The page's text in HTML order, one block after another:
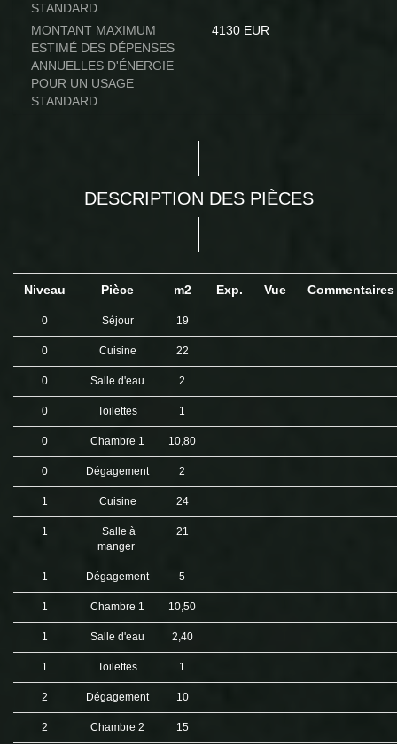
STANDARD
MONTANT MAXIMUM
ESTIMÉ DES DÉPENSES
ANNUELLES D'ÉNERGIE
POUR UN USAGE
STANDARD
4130 EUR
DESCRIPTION DES PIÈCES
Niveau Pièce m2 Exp. Vue Commentaires
0 Séjour 19
0 Cuisine 22
0 Salle d'eau 2
0 Toilettes 1
0 Chambre 1 10,80
0 Dégagement 2
1 Cuisine 24
1
Salle à
manger
21
1 Dégagement 5
1 Chambre 1 10,50
1 Salle d'eau 2,40
1 Toilettes 1
2 Dégagement 10
2 Chambre 2 15